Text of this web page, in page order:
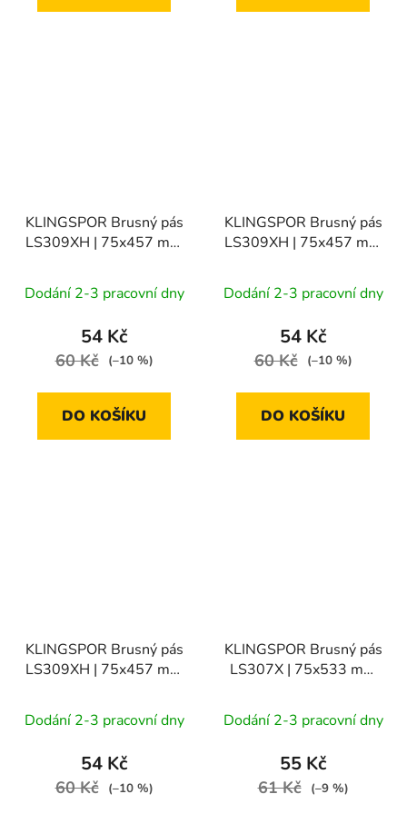
KLINGSPOR Brusný pás
LS309XH | 75x457 mm
Dodání 2-3 pracovní dny
54 Kč
60 Kč (–10 %)
DO KOŠÍKU
KLINGSPOR Brusný pás
LS309XH | 75x457 mm
Dodání 2-3 pracovní dny
54 Kč
60 Kč (–10 %)
DO KOŠÍKU
KLINGSPOR Brusný pás
LS309XH | 75x457 mm
Dodání 2-3 pracovní dny
54 Kč
60 Kč (–10 %)
KLINGSPOR Brusný pás
LS307X | 75x533 mm
Dodání 2-3 pracovní dny
55 Kč
61 Kč (–9 %)